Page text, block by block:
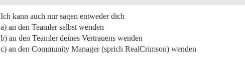
Ich kann auch nur sagen entweder dich
a) an den Teamler selbst wenden
b) an den Teamler deines Vertrauens wenden
c) an den Community Manager (sprich RealCrimson) wenden